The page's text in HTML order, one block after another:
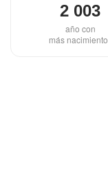
2 003
año con
más